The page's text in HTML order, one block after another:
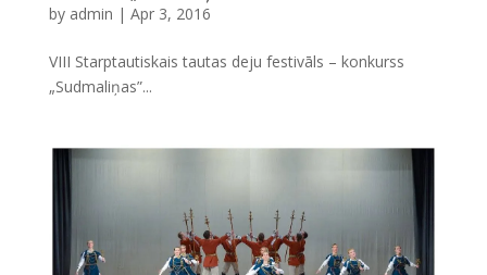
by admin | Apr 3, 2016
VIII Starptautiskais tautas deju festivāls – konkurss
„Sudmaliņas”...